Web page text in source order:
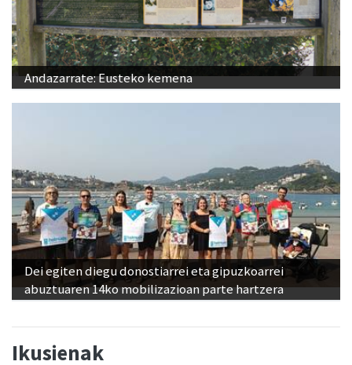
Andazarrate: Eusteko kemena
Dei egiten diegu donostiarrei eta gipuzkoarrei
abuztuaren 14ko mobilizazioan parte hartzera
Ikusienak